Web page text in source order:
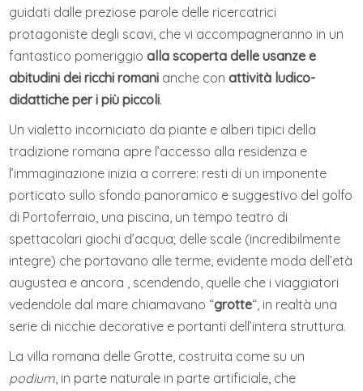
guidati dalle preziose parole delle ricercatrici
protagoniste degli scavi, che vi accompagneranno in un
fantastico pomeriggioalla scoperta delle usanze e
abitudini dei ricchi romani anche conattività ludico-
didattiche per i più piccoli.
Un vialetto incorniciato da piante e alberi tipici della
tradizione romana apre l’accesso alla residenza e
l’immaginazione inizia a correre: resti di un imponente
porticato sullo sfondo panoramico e suggestivo del golfo
di Portoferraio, una piscina, un tempo teatro di
spettacolari giochi d’acqua; delle scale (incredibilmente
integre) che portavano alle terme, evidente moda dell’età
augustea e ancora , scendendo, quelle che i viaggiatori
vedendole dal mare chiamavano “grotte“, in realtà una
serie di nicchie decorative e portanti dell’intera struttura.
La villa romana delle Grotte, costruita come su un
podium, in parte naturale in parte artificiale, che